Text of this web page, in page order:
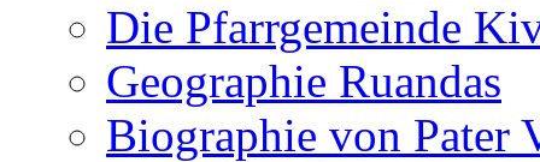
Die Pfarrgemeinde
Geographie Ruandas
Biographie von Pater